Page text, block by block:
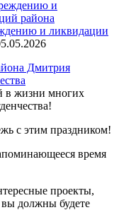
и ликвидации
в жизни многих
с этим праздником!
время
проекты,
должны будете